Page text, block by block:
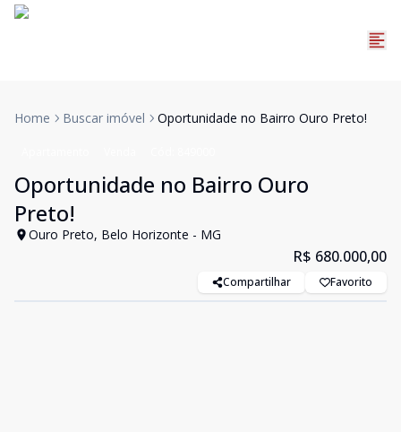
Home Buscar imóvel Oportunidade no Bairro Ouro Preto!
Oportunidade no Bairro Ouro
Preto!
Ouro Preto, Belo Horizonte - MG
R$ 680.000,00
Compartilhar Favorito